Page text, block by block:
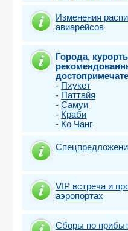
Изменения
авиарейсов
Города,
- Пхукет
- Паттайя
- Самуи
- Краби
- Ко Чанг
VIP встреча и
аэропортах
Сборы по